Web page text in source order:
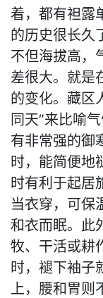
着，都有袒露
的历史很长久
不但海拔高，
差很大。就是
的变化。藏区
同天”来比喻
有非常强的御
时，能简便地
时有利于起居
当衣穿，可保
和衣而眠。此
牧、干活或耕
时，褪下袖子
上，腰和胃则